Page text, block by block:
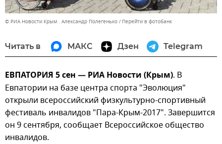
© РИА Новости Крым . Александр Полегенько Перейти в фотобанк
Читать в МАКС Дзен Telegram
ЕВПАТОРИЯ 5 сен — РИА Новости (Крым). В
Евпатории на базе центра спорта "Эволюция"
открыли всероссийский физкультурно-спортивный
фестиваль инвалидов "Пара-Крым-2017". Завершится
он 9 сентября, сообщает Всероссийское общество
инвалидов.